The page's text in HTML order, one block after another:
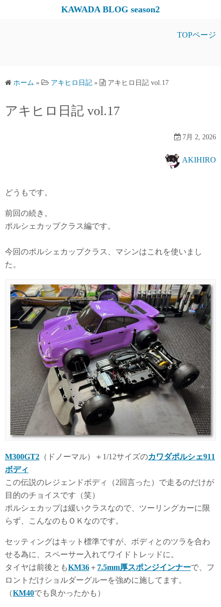
ス
ッ
KAWADA BLOG season2
TOPページ
ホーム » アキヒロ日記 » アキヒロ日記 vol.17
アキヒロ日記 vol.17
7月 2, 2026
AKIHIRO
どうもです。
前回の続き。
ポルシェカップクラス編です。
今回のポルシェカップクラス、マシンはこれを使いまし
た。
M300GT2 （ドノーマル）＋1/12サイズのカワダポルシェ911
ボディ
この伝説のレジェンドボディ（2回言った）で走るのだけが
目的のチョイスです（笑）
ポルシェカップは緩いクラスなので、ツーリングカーに限
らず、こんなのもＯＫなのです。
セッティングはキット標準ですが、ボディとのツラを合わ
せる為に、スペーサー入れてワイドトレッドに。
タイヤは前後ともKM36 ＋ 7.5mm厚スポンジインナーで、フ
ロントだけショルダーグルーを強めに施してます。
（KM40でも良かったかも）